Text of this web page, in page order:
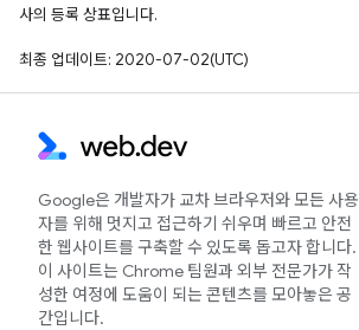
사의 등록 상표입니다.
최종 업데이트: 2020-07-02(UTC)
Google은 개발자가 교차 브라우저와 모든 사용
자를 위해 멋지고 접근하기 쉬우며 빠르고 안전
한 웹사이트를 구축할 수 있도록 돕고자 합니다.
이 사이트는 Chrome 팀원과 외부 전문가가 작
성한 여정에 도움이 되는 콘텐츠를 모아놓은 공
간입니다.